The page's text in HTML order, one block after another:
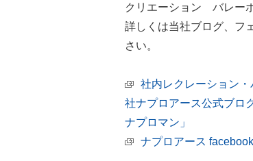
クリエーション バレー
詳しくは当社ブログ、フ
さい。
社内レクレーション
社ナプロアース公式ブロ
ナプロマン」
ナプロアース